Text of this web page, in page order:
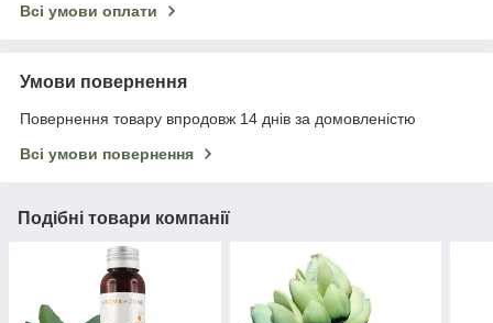
Всі умови оплати
Умови повернення
Повернення товару впродовж 14 днів за домовленістю
Всі умови повернення
Подібні товари компанії